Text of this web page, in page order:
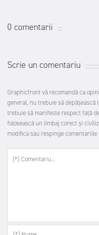
0 comentarii
Scrie un comentariu
Graphicfront vă recomandă ca
general, nu trebuie să
trebuie să manifeste respect faţă
folosească un limbaj corect şi
modifica sau respinge